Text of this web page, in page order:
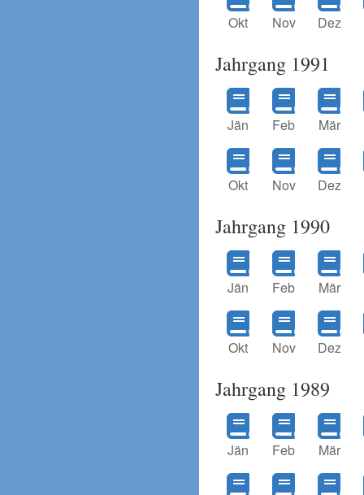
Okt Nov Dez
Jahrgang 1991
Jän Feb Mär
Okt Nov Dez
Jahrgang 1990
Jän Feb Mär
Okt Nov Dez
Jahrgang 1989
Jän Feb Mär